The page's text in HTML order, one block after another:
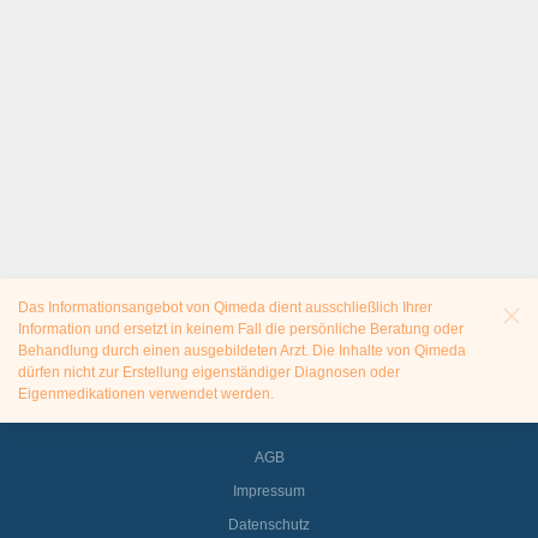
Das Informationsangebot von Qimeda dient ausschließlich Ihrer
Information und ersetzt in keinem Fall die persönliche Beratung oder
Behandlung durch einen ausgebildeten Arzt. Die Inhalte von Qimeda
dürfen nicht zur Erstellung eigenständiger Diagnosen oder
Eigenmedikationen verwendet werden.
AGB
Impressum
Datenschutz